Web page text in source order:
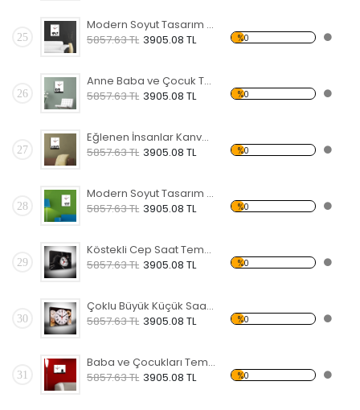
25
Modern Soyut Tasarım 13 Temalı Kanvas Saat
5857.63 TL 3905.08 TL %0
26
Anne Baba ve Çocuk Temalı Kanvas Saat
5857.63 TL 3905.08 TL %0
27
Eğlenen İnsanlar Kanvas Saat
5857.63 TL 3905.08 TL %0
28
Modern Soyut Tasarım 12 Temalı Kanvas Saat
5857.63 TL 3905.08 TL %0
29
Köstekli Cep Saat Temalı Kanvas Saat
5857.63 TL 3905.08 TL %0
30
Çoklu Büyük Küçük Saat Temalı Kanvas Saat
5857.63 TL 3905.08 TL %0
31
Baba ve Çocukları Temalı Kanvas Saat
5857.63 TL 3905.08 TL %0